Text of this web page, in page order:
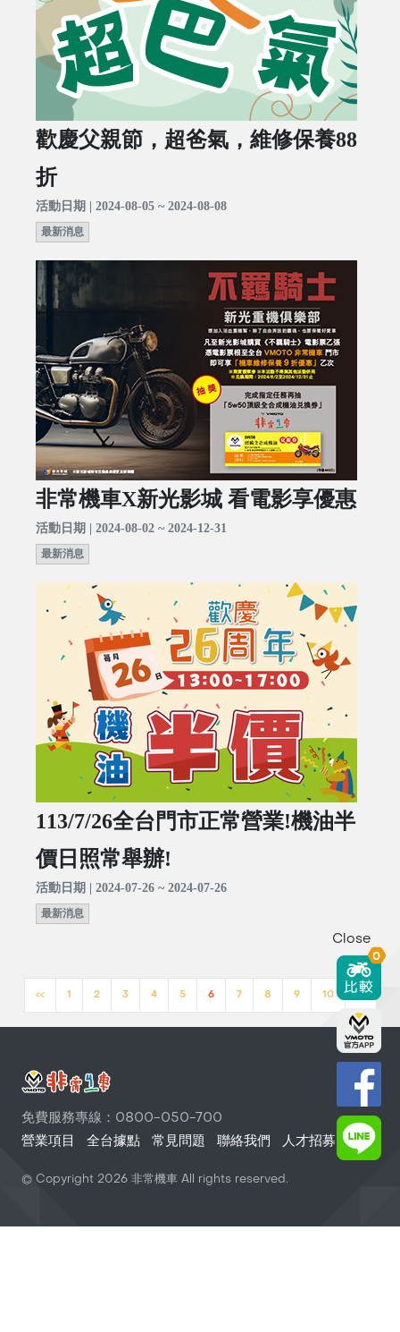
歡慶父親節，超爸氣，維修保養88
折
活動日期 | 2024-08-05 ~ 2024-08-08
最新消息
非常機車X新光影城 看電影享優惠
活動日期 | 2024-08-02 ~ 2024-12-31
最新消息
113/7/26全台門市正常營業!機油半
價日照常舉辦!
活動日期 | 2024-07-26 ~ 2024-07-26
最新消息
<< 1 2 3 4 5 6 7 8 9 10 >>
免費服務專線：0800-050-700
營業項目
全台據點 常見問題 聯絡我們 人才招募
© Copyright 2026 非常機車 All rights reserved.
Close
0